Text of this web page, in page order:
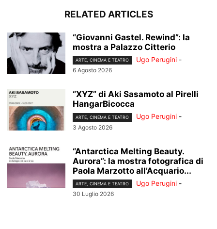
RELATED ARTICLES
“Giovanni Gastel. Rewind”: la
mostra a Palazzo Citterio
ARTE, CINEMA E TEATRO Ugo Perugini -
6 Agosto 2026
“XYZ” di Aki Sasamoto al Pirelli
HangarBicocca
ARTE, CINEMA E TEATRO Ugo Perugini -
3 Agosto 2026
“Antarctica Melting Beauty.
Aurora”: la mostra fotografica di
Paola Marzotto all’Acquario...
ARTE, CINEMA E TEATRO Ugo Perugini -
30 Luglio 2026